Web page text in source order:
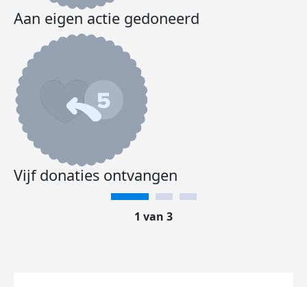
Aan eigen actie gedoneerd
Vijf donaties ontvangen
1 van 3